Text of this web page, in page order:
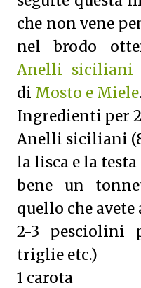
che non vene
nel brodo
Anelli siciliani
di Mosto e Miele.
Ingredienti per
Anelli siciliani
la lisca e la
bene un
quello che
2-3 pesciolini
triglie etc.)
1 carota